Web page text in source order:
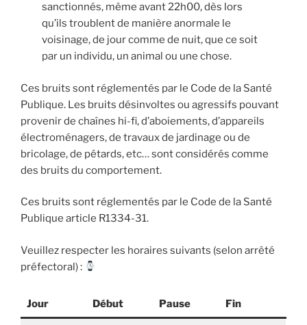
sanctionnés, même avant 22h00, dès lors
qu’ils troublent de manière anormale le
voisinage, de jour comme de nuit, que ce soit
par un individu, un animal ou une chose.
Ces bruits sont réglementés par le Code de la Santé
Publique. Les bruits désinvoltes ou agressifs pouvant
provenir de chaînes hi-fi, d’aboiements, d’appareils
électroménagers, de travaux de jardinage ou de
bricolage, de pétards, etc… sont considérés comme
des bruits du comportement.
Ces bruits sont réglementés par le Code de la Santé
Publique article R1334-31.
Veuillez respecter les horaires suivants (selon arrêté
préfectoral) :
Jour Début Pause Fin